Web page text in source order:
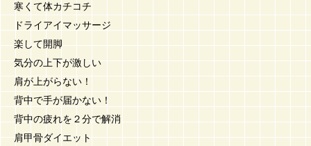
寒くて体カチコチ
ドライアイマッサージ
楽して開脚
気分の上下が激しい
肩が上がらない！
背中で手が届かない！
背中の疲れを２分で解消
肩甲骨ダイエット